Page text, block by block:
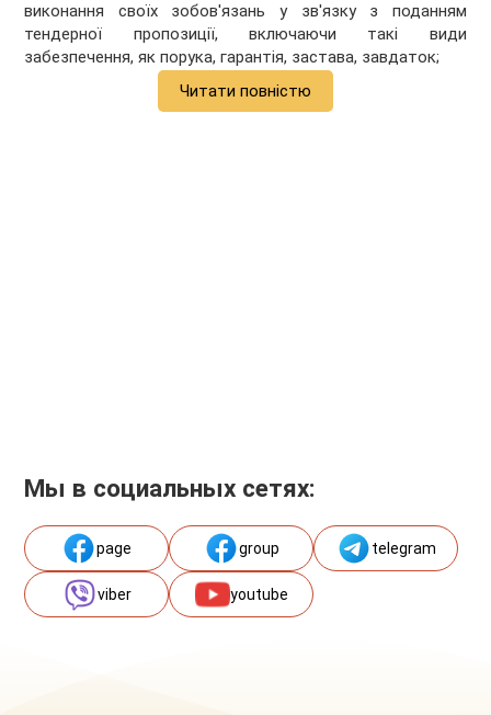
виконання своїх зобов'язань у зв'язку з поданням
тендерної пропозиції, включаючи такі види
забезпечення, як порука, гарантія, застава, завдаток;
Читати повністю
Мы в социальных сетях:
page group telegram
viber youtube